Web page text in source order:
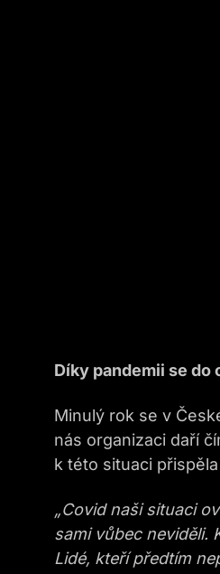
Díky pandemii se
Minulý rok se v
nás organizaci daří
k této situaci
„Covid naši situaci
sami vůbec neviděli.
Lidé, kteří předtím